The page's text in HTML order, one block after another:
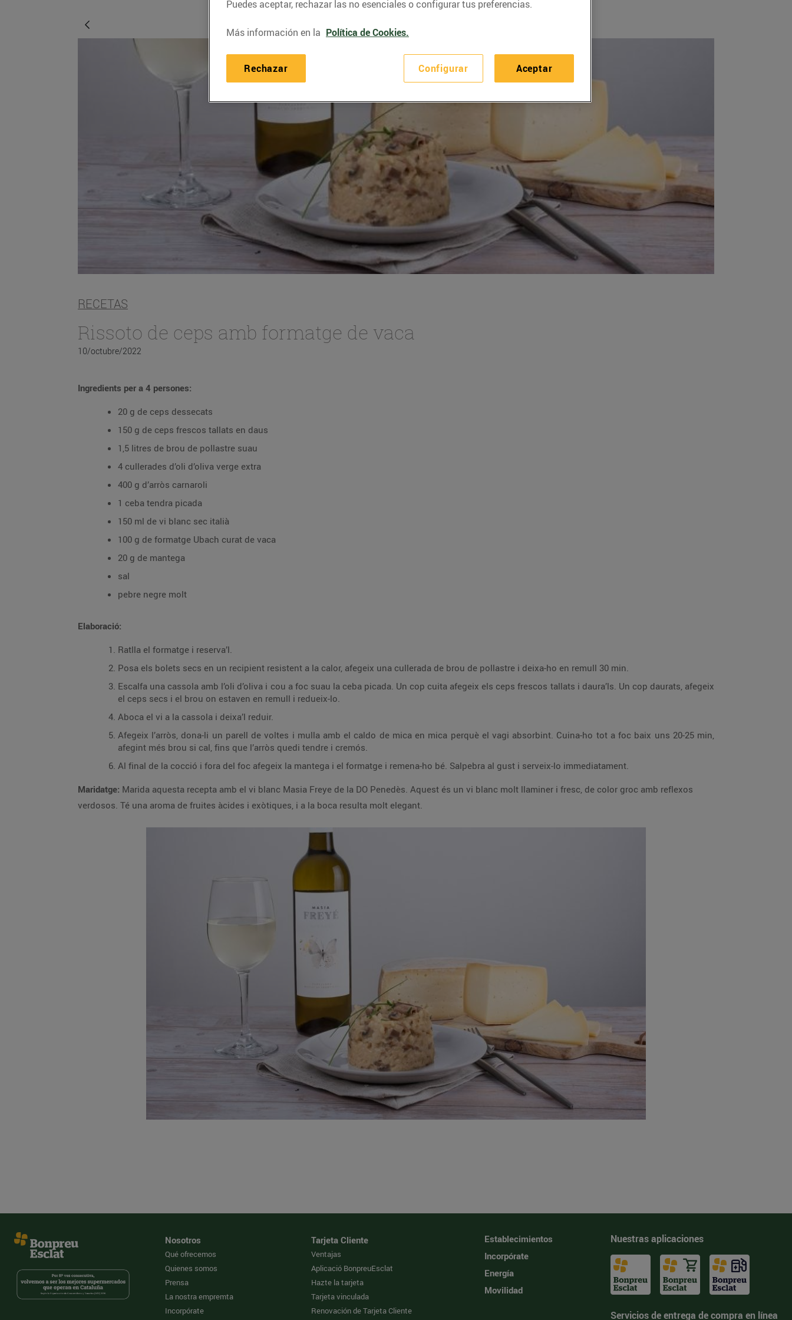
RECETAS
Rissoto de ceps amb formatge de vaca
10/octubre/2022
Ingredients per a 4 persones:
20 g de ceps dessecats
150 g de ceps frescos tallats en daus
1,5 litres de brou de pollastre suau
4 cullerades d’oli d’oliva verge extra
400 g d’arròs carnaroli
1 ceba tendra picada
150 ml de vi blanc sec italià
100 g de formatge Ubach curat de vaca
20 g de mantega
sal
pebre negre molt
Elaboració:
Ratlla el formatge i reserva’l.
Posa els bolets secs en un recipient resistent a la calor, afegeix una cullerada de brou de pollastre i deixa-ho en remull 30 min.
Escalfa una cassola amb l’oli d’oliva i cou a foc suau la ceba picada. Un cop cuita afegeix els ceps frescos tallats i daura’ls. Un cop daurats, afegeix
el ceps secs i el brou on estaven en remull i redueix-lo.
Aboca el vi a la cassola i deixa’l reduir.
Afegeix l’arròs, dona-li un parell de voltes i mulla amb el caldo de mica en mica perquè el vagi absorbint. Cuina-ho tot a foc baix uns 20-25 min,
afegint més brou si cal, fins que l’arròs quedi tendre i cremós.
Al final de la cocció i fora del foc afegeix la mantega i el formatge i remena-ho bé. Salpebra al gust i serveix-lo immediatament.
Maridatge: Marida aquesta recepta amb el vi blanc Masia Freye de la DO Penedès. Aquest és un vi blanc molt llaminer i fresc, de color groc amb reflexos
verdosos. Té una aroma de fruites àcides i exòtiques, i a la boca resulta molt elegant.
Nosotros
Qué ofrecemos
Quienes somos
Prensa
La nostra empremta
Incorpórate
Tarjeta Cliente
Ventajas
Aplicació BonpreuEsclat
Hazte la tarjeta
Tarjeta vinculada
Renovación de Tarjeta Cliente
Establecimientos
Incorpórate
Energía
Movilidad
Nuestras aplicaciones
Servicios de entrega de compra en línea
Puedes aceptar, rechazar las no esenciales o configurar tus preferencias.
Más información en la Política de Cookies.
Configurar
Rechazar Aceptar